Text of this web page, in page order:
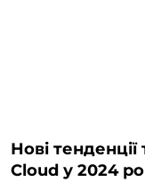
Нові
Cloud у 2024